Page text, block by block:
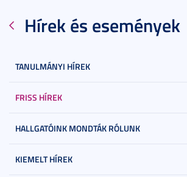
Hírek és események
TANULMÁNYI HÍREK
FRISS HÍREK
HALLGATÓINK MONDTÁK RÓLUNK
KIEMELT HÍREK